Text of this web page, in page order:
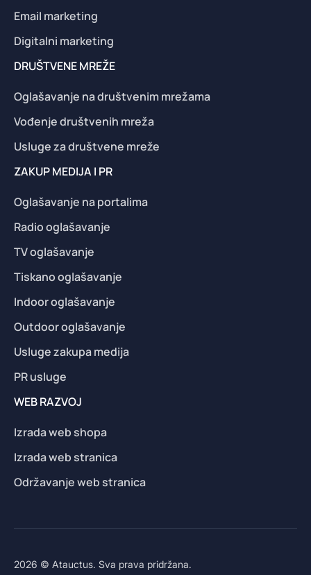
Email marketing
Digitalni marketing
DRUŠTVENE MREŽE
Oglašavanje na društvenim mrežama
Vođenje društvenih mreža
Usluge za društvene mreže
ZAKUP MEDIJA I PR
Oglašavanje na portalima
Radio oglašavanje
TV oglašavanje
Tiskano oglašavanje
Indoor oglašavanje
Outdoor oglašavanje
Usluge zakupa medija
PR usluge
WEB RAZVOJ
Izrada web shopa
Izrada web stranica
Održavanje web stranica
2026 © Atauctus. Sva prava pridržana.